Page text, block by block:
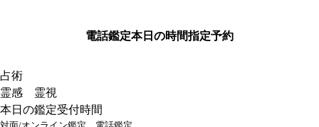
電話鑑定本日の時間指定予約
占術
霊感 霊視
本日の鑑定受付時間